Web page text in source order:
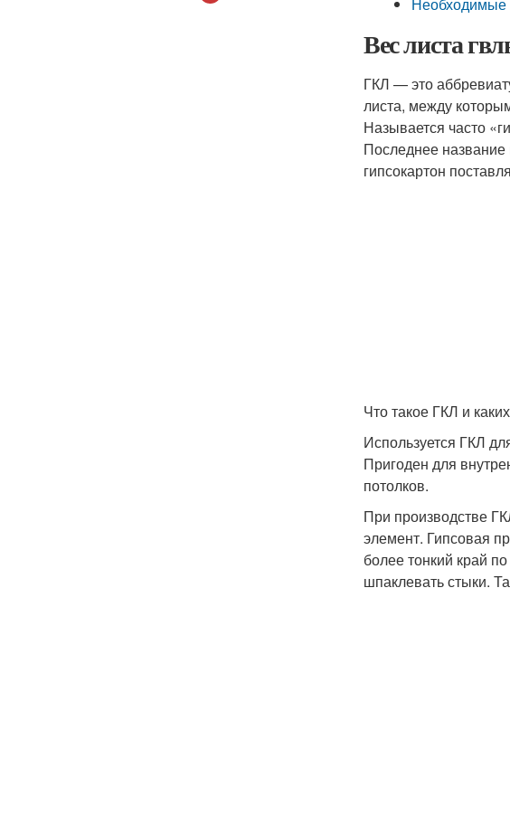
Вес листа
ГКЛ — это
листа, между
Называется часто
Последнее название
гипсокартон
Что такое ГКЛ и
Используется ГКЛ
Пригоден для
потолков.
При производстве
элемент. Гипсовая
более тонкий край
шпаклевать стыки.